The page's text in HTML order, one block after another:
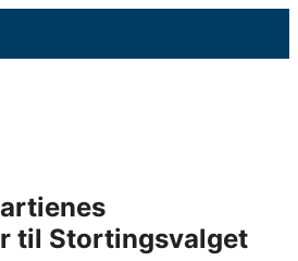
til Stortingsvalget